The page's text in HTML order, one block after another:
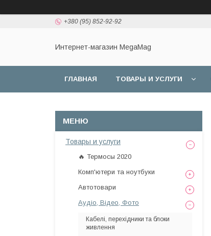
+380 (95) 852-92-92
Интернет-магазин MegaMag
ГЛАВНАЯ ТОВАРЫ И УСЛУГИ
Товары и услуги
🔥 Термосы 2020
Комп'ютери та ноутбуки
Автотовари
Аудіо, Відео, Фото
Кабелі, перехідники та блоки
живлення